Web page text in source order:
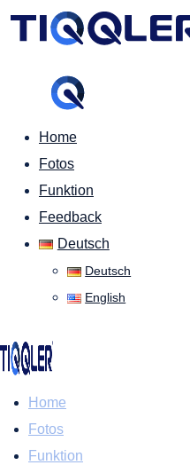
Home
Fotos
Funktion
Feedback
Deutsch
Deutsch
English
Home
Fotos
Funktion